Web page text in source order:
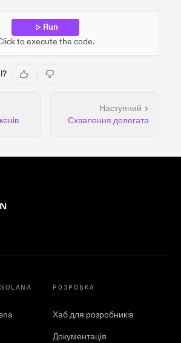
Run
to execute the code.
Наступний
Схвалення делегата
РОЗРОБКА
Хаб для розробників
Документація